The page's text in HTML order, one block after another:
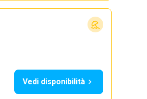
Vedi disponibilità